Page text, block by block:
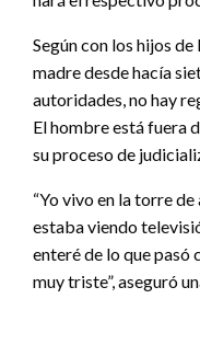
Según con los hijos
madre desde hacía
autoridades, no hay
El hombre está fuera
su proceso de
“Yo vivo en la torre
estaba viendo
enteré de lo que pasó
muy triste”, aseguró